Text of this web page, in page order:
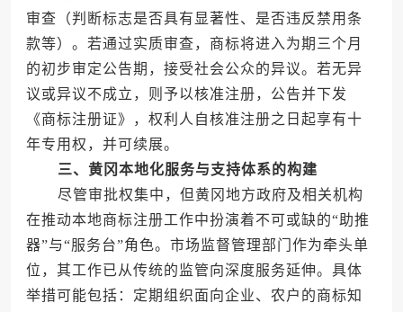
审查（判断标志是否具有显著性、是否违反禁用条
款等）。若通过实质审查，商标将进入为期三个月
的初步审定公告期，接受社会公众的异议。若无异
议或异议不成立，则予以核准注册，公告并下发
《商标注册证》，权利人自核准注册之日起享有十
年专用权，并可续展。
三、黄冈本地化服务与支持体系的构建
尽管审批权集中，但黄冈地方政府及相关机构
在推动本地商标注册工作中扮演着不可或缺的“助推
器”与“服务台”角色。市场监督管理部门作为牵头单
位，其工作已从传统的监管向深度服务延伸。具体
举措可能包括：定期组织面向企业、农户的商标知